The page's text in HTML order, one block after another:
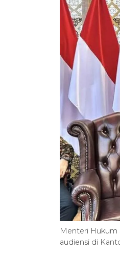
Menteri Hukum
audiensi di